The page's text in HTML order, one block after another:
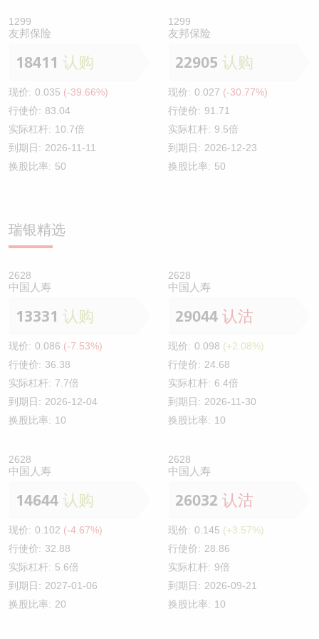
1299
友邦保险
18411 认购
现价: 0.035 (-39.66%)
行使价: 83.04
实际杠杆: 10.7倍
到期日: 2026-11-11
换股比率: 50
1299
友邦保险
22905 认购
现价: 0.027 (-30.77%)
行使价: 91.71
实际杠杆: 9.5倍
到期日: 2026-12-23
换股比率: 50
瑞银精选
2628
中国人寿
13331 认购
现价: 0.086 (-7.53%)
行使价: 36.38
实际杠杆: 7.7倍
到期日: 2026-12-04
换股比率: 10
2628
中国人寿
29044 认沽
现价: 0.098 (+2.08%)
行使价: 24.68
实际杠杆: 6.4倍
到期日: 2026-11-30
换股比率: 10
2628
中国人寿
14644 认购
现价: 0.102 (-4.67%)
行使价: 32.88
实际杠杆: 5.6倍
到期日: 2027-01-06
换股比率: 20
2628
中国人寿
26032 认沽
现价: 0.145 (+3.57%)
行使价: 28.86
实际杠杆: 9倍
到期日: 2026-09-21
换股比率: 10